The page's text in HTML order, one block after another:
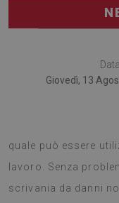
Giovedì, 13
quale può essere
lavoro. Senza
scrivania da danni